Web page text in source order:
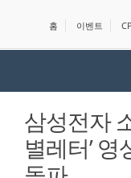
홈 이벤트
삼성전자
별레터’